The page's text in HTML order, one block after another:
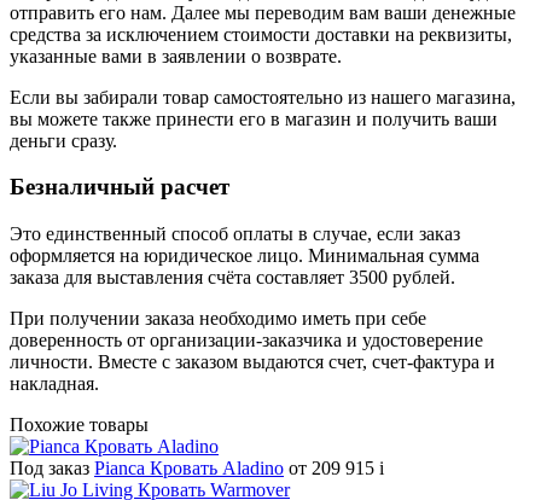
отправить его нам. Далее мы переводим вам ваши денежные
средства за исключением стоимости доставки на реквизиты,
указанные вами в заявлении о возврате.
Если вы забирали товар самостоятельно из нашего магазина,
вы можете также принести его в магазин и получить ваши
деньги сразу.
Безналичный расчет
Это единственный способ оплаты в случае, если заказ
оформляется на юридическое лицо. Минимальная сумма
заказа для выставления счёта составляет 3500 рублей.
При получении заказа необходимо иметь при себе
доверенность от организации-заказчика и удостоверение
личности. Вместе с заказом выдаются счет, счет-фактура и
накладная.
Похожие товары
Под заказ Pianca Кровать Aladino от 209 915 i